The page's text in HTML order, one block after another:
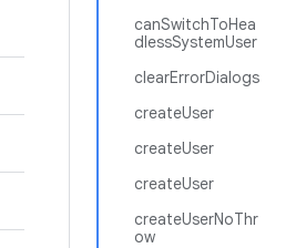
canSwitchToHea
dlessSystemUser
clearErrorDialogs
createUser
createUser
createUser
createUserNoThr
ow